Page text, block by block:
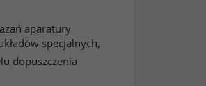
aparatury
specjalnych,
dopuszczenia